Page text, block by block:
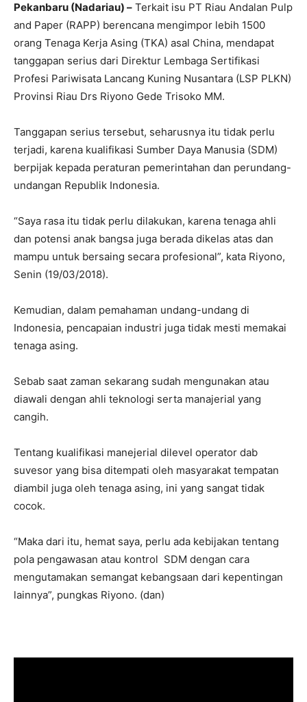
Pekanbaru (Nadariau) – Terkait isu PT Riau Andalan Pulp
and Paper (RAPP) berencana mengimpor lebih 1500
orang Tenaga Kerja Asing (TKA) asal China, mendapat
tanggapan serius dari Direktur Lembaga Sertifikasi
Profesi Pariwisata Lancang Kuning Nusantara (LSP PLKN)
Provinsi Riau Drs Riyono Gede Trisoko MM.
Tanggapan serius tersebut, seharusnya itu tidak perlu
terjadi, karena kualifikasi Sumber Daya Manusia (SDM)
berpijak kepada peraturan pemerintahan dan perundang-
undangan Republik Indonesia.
“Saya rasa itu tidak perlu dilakukan, karena tenaga ahli
dan potensi anak bangsa juga berada dikelas atas dan
mampu untuk bersaing secara profesional”, kata Riyono,
Senin (19/03/2018).
Kemudian, dalam pemahaman undang-undang di
Indonesia, pencapaian industri juga tidak mesti memakai
tenaga asing.
Sebab saat zaman sekarang sudah mengunakan atau
diawali dengan ahli teknologi serta manajerial yang
cangih.
Tentang kualifikasi manejerial dilevel operator dab
suvesor yang bisa ditempati oleh masyarakat tempatan
diambil juga oleh tenaga asing, ini yang sangat tidak
cocok.
“Maka dari itu, hemat saya, perlu ada kebijakan tentang
pola pengawasan atau kontrol SDM dengan cara
mengutamakan semangat kebangsaan dari kepentingan
lainnya”, pungkas Riyono. (dan)